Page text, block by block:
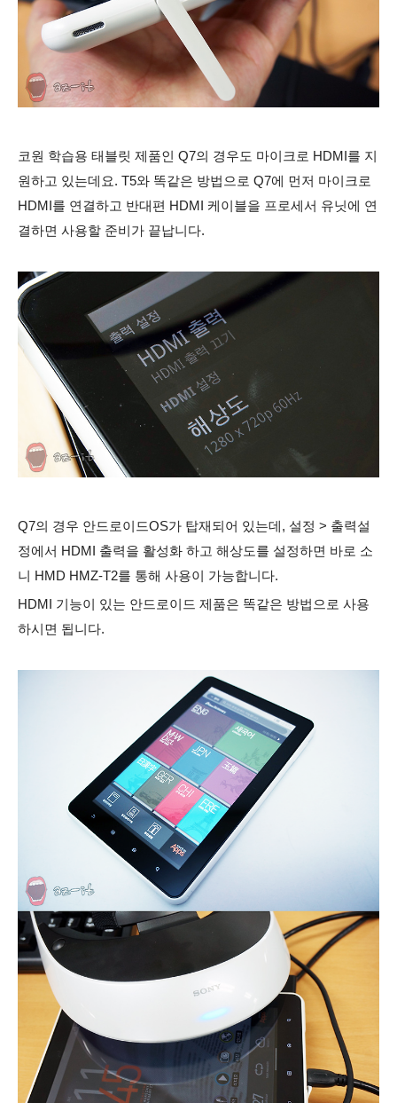
코원 학습용 태블릿 제품인 Q7의 경우도 마이크로 HDMI를 지
원하고 있는데요. T5와 똑같은 방법으로 Q7에 먼저 마이크로
HDMI를 연결하고 반대편 HDMI 케이블을 프로세서 유닛에 연
결하면 사용할 준비가 끝납니다.
Q7의 경우 안드로이드OS가 탑재되어 있는데, 설정 > 출력설
정에서 HDMI 출력을 활성화 하고 해상도를 설정하면 바로 소
니 HMD HMZ-T2를 통해 사용이 가능합니다.
HDMI 기능이 있는 안드로이드 제품은 똑같은 방법으로 사용
하시면 됩니다.